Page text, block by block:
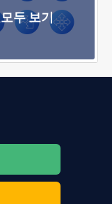
모두 보기